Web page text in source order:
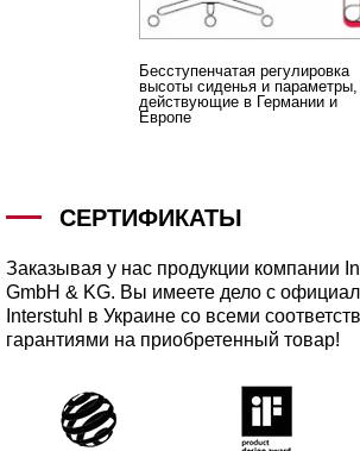
Бесступенчатая регулировка
высоты сиденья и параметры,
действующие в Германии и
Европе
СЕРТИФИКАТЫ
Заказывая у нас продукции компании
GmbH & KG. Вы имеете дело с
Interstuhl в Украине со всеми
гарантиями на приобретенный товар!